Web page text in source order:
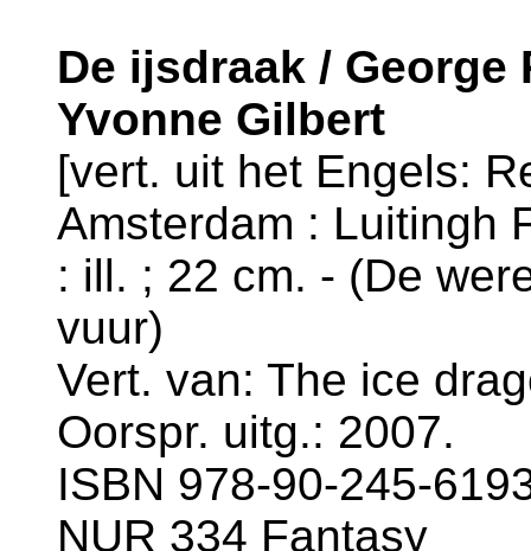
De ijsdraak /
Yvonne Gilbert
[vert. uit het Engels:
Amsterdam : Luitingh
: ill. ; 22 cm. - (De
vuur)
Vert. van: The ice
Oorspr. uitg.: 2007.
ISBN 978-90-245-
NUR 334 Fantasy